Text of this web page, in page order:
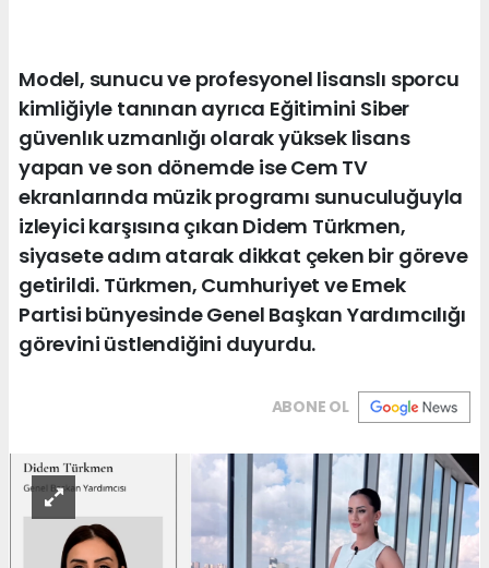
Model, sunucu ve profesyonel lisanslı sporcu
kimliğiyle tanınan ayrıca Eğitimini Siber
güvenlık uzmanlığı olarak yüksek lisans
yapan ve son dönemde ise Cem TV
ekranlarında müzik programı sunuculuğuyla
izleyici karşısına çıkan Didem Türkmen,
siyasete adım atarak dikkat çeken bir göreve
getirildi. Türkmen, Cumhuriyet ve Emek
Partisi bünyesinde Genel Başkan Yardımcılığı
görevini üstlendiğini duyurdu.
ABONE OL